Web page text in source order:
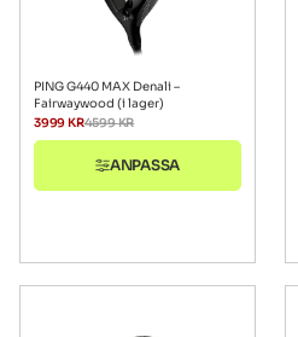
PING G440 MAX Denali –
Fairwaywood (i lager)
4599KR
3999KR
ANPASSA